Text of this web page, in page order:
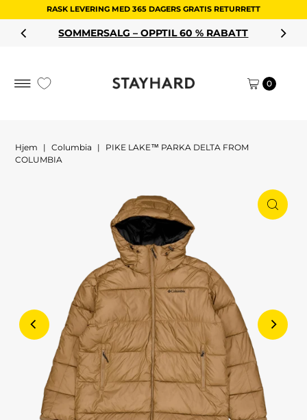
RASK LEVERING MED 365 DAGERS GRATIS RETURRETT
SOMMERSALG – OPPTIL 60 % RABATT
0
Hjem | Columbia |
PIKE LAKE™ PARKA DELTA FROM
COLUMBIA